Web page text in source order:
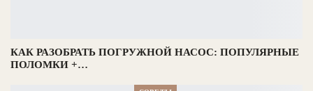
КАК РАЗОБРАТЬ ПОГРУЖНОЙ НАСОС: ПОПУЛЯРНЫЕ
ПОЛОМКИ +…